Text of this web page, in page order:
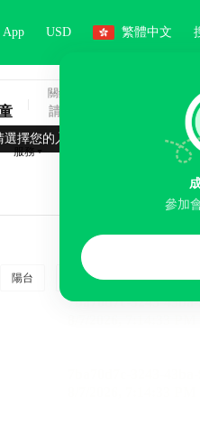
App USD 繁體中文
參加
擇您的入住人數
關鍵字
服務
陽台 行李寄存服務 免費